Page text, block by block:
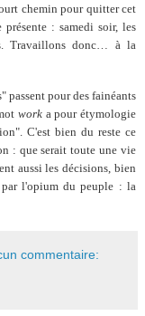
chemin pour quitter cet
: samedi soir, les
Travaillons donc… à la
passent pour des fainéants
worka pour étymologie
C'est bien du reste ce
: que serait toute une vie
aussi les décisions, bien
l'opium du peuple : la
commentaire: